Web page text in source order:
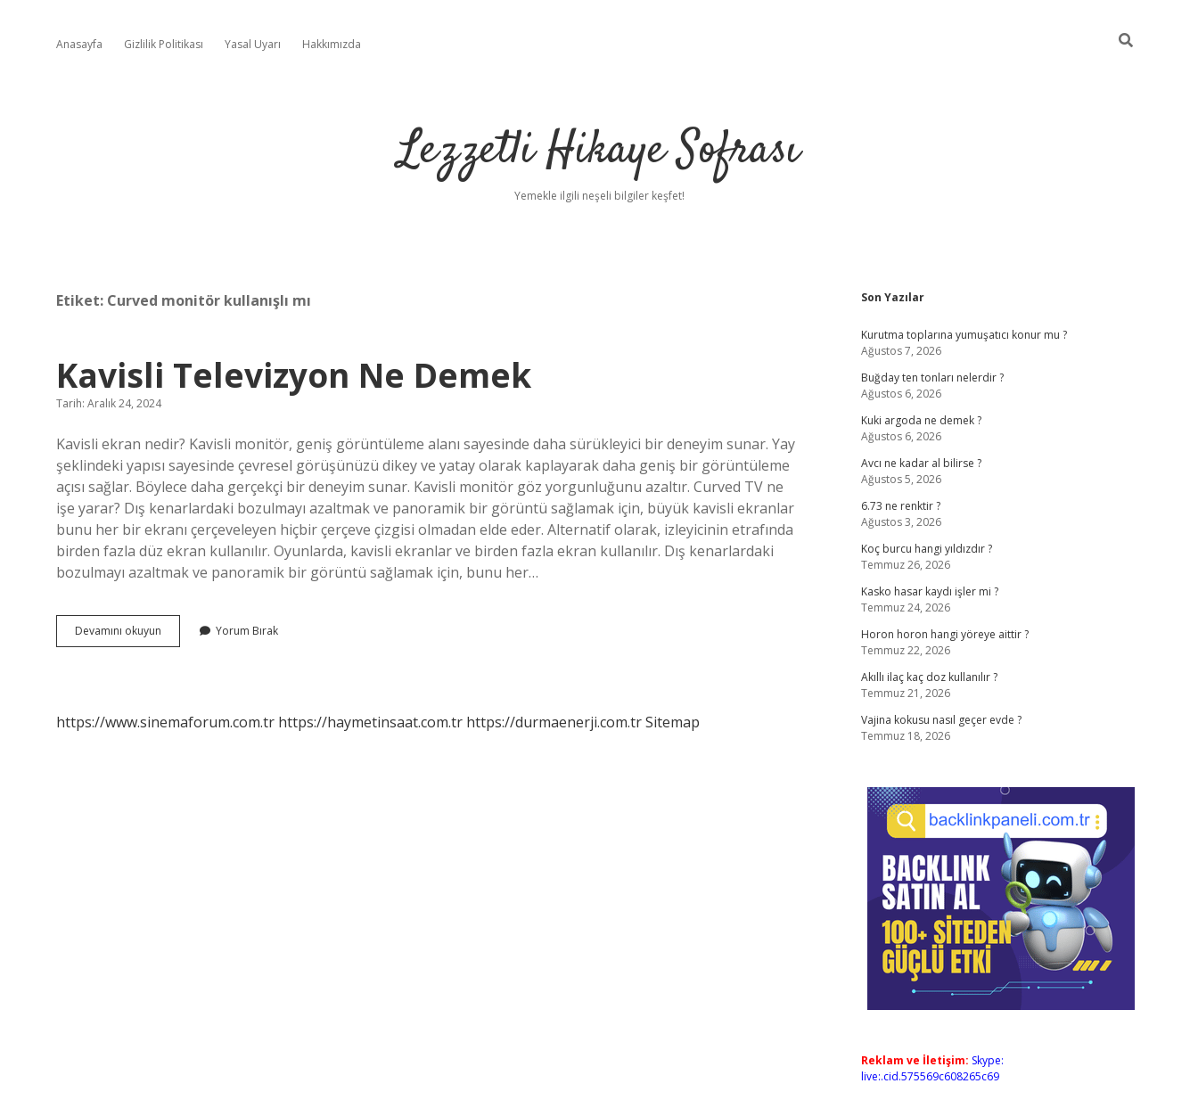
Anasayfa Gizlilik Politikası Yasal Uyarı Hakkımızda
Lezzetli Hikaye Sofrası
Yemekle ilgili neşeli bilgiler keşfet!
Etiket: Curved monitör kullanışlı mı
Kavisli Televizyon Ne Demek
Tarih: Aralık 24, 2024
Kavisli ekran nedir? Kavisli monitör, geniş görüntüleme alanı sayesinde daha sürükleyici bir deneyim sunar. Yay
şeklindeki yapısı sayesinde çevresel görüşünüzü dikey ve yatay olarak kaplayarak daha geniş bir görüntüleme
açısı sağlar. Böylece daha gerçekçi bir deneyim sunar. Kavisli monitör göz yorgunluğunu azaltır. Curved TV ne
işe yarar? Dış kenarlardaki bozulmayı azaltmak ve panoramik bir görüntü sağlamak için, büyük kavisli ekranlar
bunu her bir ekranı çerçeveleyen hiçbir çerçeve çizgisi olmadan elde eder. Alternatif olarak, izleyicinin etrafında
birden fazla düz ekran kullanılır. Oyunlarda, kavisli ekranlar ve birden fazla ekran kullanılır. Dış kenarlardaki
bozulmayı azaltmak ve panoramik bir görüntü sağlamak için, bunu her…
Devamını okuyun
Televizyon
Yorum Bırak
https://www.sinemaforum.com.tr https://haymetinsaat.com.tr https://durmaenerji.com.trSitemap
Sidebar
Son Yazılar
Kurutma toplarına yumuşatıcı konur mu ?
Ağustos 7, 2026
Buğday ten tonları nelerdir ?
Ağustos 6, 2026
Kuki argoda ne demek ?
Ağustos 6, 2026
Avcı ne kadar al bilirse ?
Ağustos 5, 2026
6.73 ne renktir ?
Ağustos 3, 2026
Koç burcu hangi yıldızdır ?
Temmuz 26, 2026
Kasko hasar kaydı işler mi ?
Temmuz 24, 2026
Horon horon hangi yöreye aittir ?
Temmuz 22, 2026
Akıllı ilaç kaç doz kullanılır ?
Temmuz 21, 2026
Vajina kokusu nasıl geçer evde ?
Temmuz 18, 2026
Reklam ve İletişim: Skype:
live:.cid.575569c608265c69